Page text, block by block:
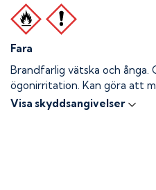
Fara
Brandfarlig vätska och ånga.
ögonirritation. Kan göra att
Visa skyddsangivelser